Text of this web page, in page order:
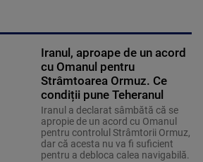
Iranul, aproape de un acord
cu Omanul pentru
Strâmtoarea Ormuz. Ce
condiții pune Teheranul
Iranul a declarat sâmbătă că se
apropie de un acord cu Omanul
pentru controlul Strâmtorii Ormuz,
dar că acesta nu va fi suficient
pentru a debloca calea navigabilă.